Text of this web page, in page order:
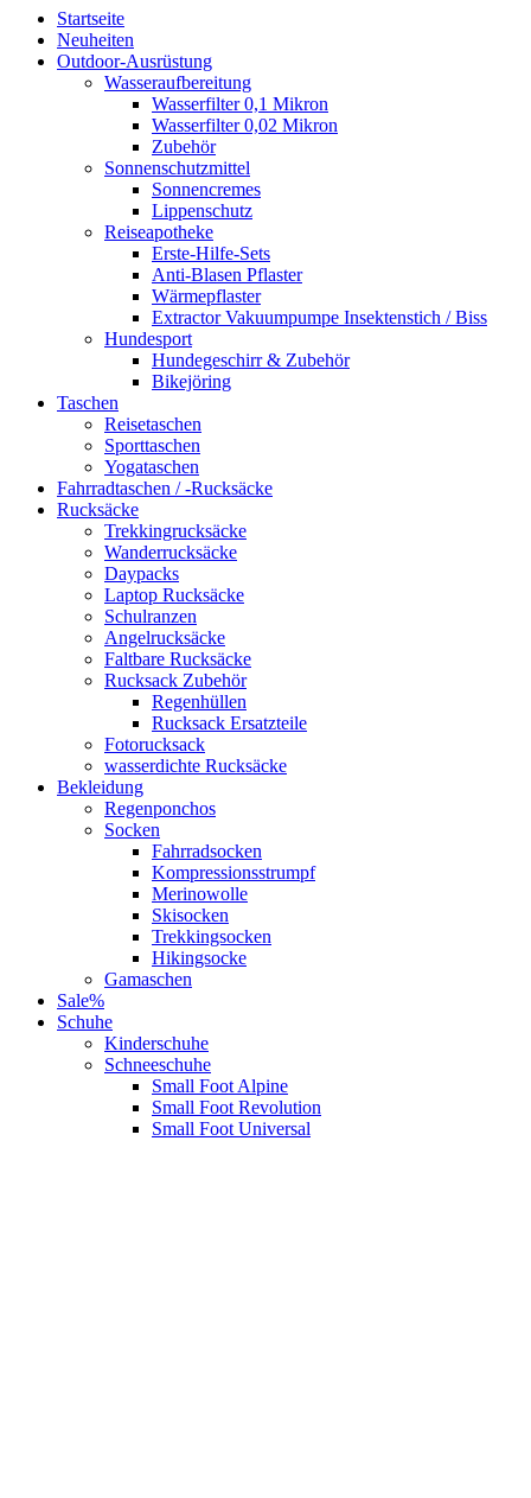
Startseite
Neuheiten
Outdoor-Ausrüstung
Wasseraufbereitung
Wasserfilter 0,1 Mikron
Wasserfilter 0,02 Mikron
Zubehör
Sonnenschutzmittel
Sonnencremes
Lippenschutz
Reiseapotheke
Erste-Hilfe-Sets
Anti-Blasen Pflaster
Wärmepflaster
Extractor Vakuumpumpe Insektenstich / Biss
Hundesport
Hundegeschirr & Zubehör
Bikejöring
Taschen
Reisetaschen
Sporttaschen
Yogataschen
Fahrradtaschen / -Rucksäcke
Rucksäcke
Trekkingrucksäcke
Wanderrucksäcke
Daypacks
Laptop Rucksäcke
Schulranzen
Angelrucksäcke
Faltbare Rucksäcke
Rucksack Zubehör
Regenhüllen
Rucksack Ersatzteile
Fotorucksack
wasserdichte Rucksäcke
Bekleidung
Regenponchos
Socken
Fahrradsocken
Kompressionsstrumpf
Merinowolle
Skisocken
Trekkingsocken
Hikingsocke
Gamaschen
Sale%
Schuhe
Kinderschuhe
Schneeschuhe
Small Foot Alpine
Small Foot Revolution
Small Foot Universal